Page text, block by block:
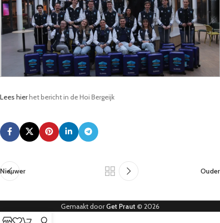
Lees hierhet bericht in de Hoi Bergeijk
Nieuwer Ouder
Gemaakt doorGet Praut © 2026